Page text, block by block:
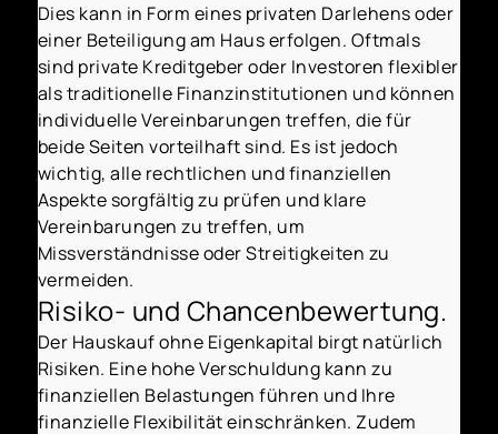
Dies kann in Form eines privaten Darlehens oder
einer Beteiligung am Haus erfolgen. Oftmals
sind private Kreditgeber oder Investoren flexibler
als traditionelle Finanzinstitutionen und können
individuelle Vereinbarungen treffen, die für
beide Seiten vorteilhaft sind. Es ist jedoch
wichtig, alle rechtlichen und finanziellen
Aspekte sorgfältig zu prüfen und klare
Vereinbarungen zu treffen, um
Missverständnisse oder Streitigkeiten zu
vermeiden.
Risiko- und Chancenbewertung.
Der Hauskauf ohne Eigenkapital birgt natürlich
Risiken. Eine hohe Verschuldung kann zu
finanziellen Belastungen führen und Ihre
finanzielle Flexibilität einschränken. Zudem